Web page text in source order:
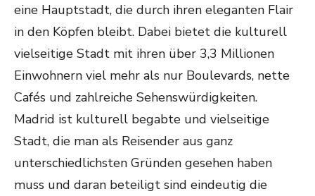
eine Hauptstadt, die durch ihren eleganten Flair
in den Köpfen bleibt. Dabei bietet die kulturell
vielseitige Stadt mit ihren über 3,3 Millionen
Einwohnern viel mehr als nur Boulevards, nette
Cafés und zahlreiche Sehenswürdigkeiten.
Madrid ist kulturell begabte und vielseitige
Stadt, die man als Reisender aus ganz
unterschiedlichsten Gründen gesehen haben
muss und daran beteiligt sind eindeutig die